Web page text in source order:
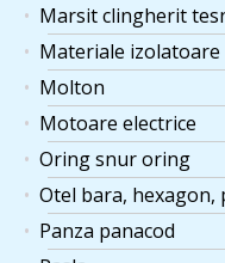
Marsit clingherit
Materiale izolatoare
Molton
Motoare electrice
Oring snur oring
Otel bara, hexagon,
Panza panacod